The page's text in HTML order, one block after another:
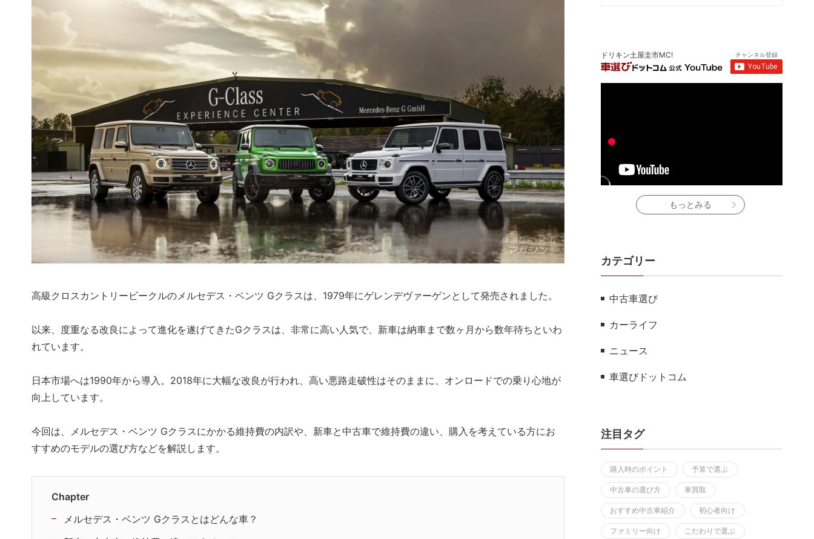
高級クロスカントリービークルのメルセデス・ベンツ Gクラスは、1979年にゲレンデヴァーゲンとして発売されました。
以来、度重なる改良によって進化を遂げてきたGクラスは、非常に高い人気で、新車は納車まで数ヶ月から数年待ちといわ
れています。
日本市場へは1990年から導入。2018年に大幅な改良が行われ、高い悪路走破性はそのままに、オンロードでの乗り心地が
向上しています。
今回は、メルセデス・ベンツ Gクラスにかかる維持費の内訳や、新車と中古車で維持費の違い、購入を考えている方にお
すすめのモデルの選び方などを解説します。
Chapter
メルセデス・ベンツ Gクラスとはどんな車？
ドリキン土屋圭市MC! チャンネル登録
もっとみる
カテゴリー
中古車選び
カーライフ
ニュース
車選びドットコム
注目タグ
購入時のポイント 予算で選ぶ
中古車の選び方 車買取
おすすめ中古車紹介 初心者向け
ファミリー向け こだわりで選ぶ